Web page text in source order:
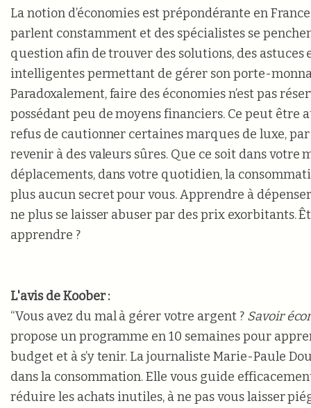
La notion d’économies est prépondérante en
parlent constamment et des spécialistes se
question afin de trouver des solutions, des
intelligentes permettant de gérer son porte-
Paradoxalement, faire des économies n’est pas
possédant peu de moyens financiers. Ce peut être
refus de cautionner certaines marques de luxe, par
revenir à des valeurs sûres. Que ce soit dans votre
déplacements, dans votre quotidien, la
plus aucun secret pour vous. Apprendre à
ne plus se laisser abuser par des prix exorbitants.
apprendre ?
L'avis de Koober :
“Vous avez du mal à gérer votre argent ? Savoir
propose un programme en 10 semaines pour
budget et à s’y tenir. La journaliste Marie-Paule
dans la consommation. Elle vous guide
réduire les achats inutiles, à ne pas vous laisser